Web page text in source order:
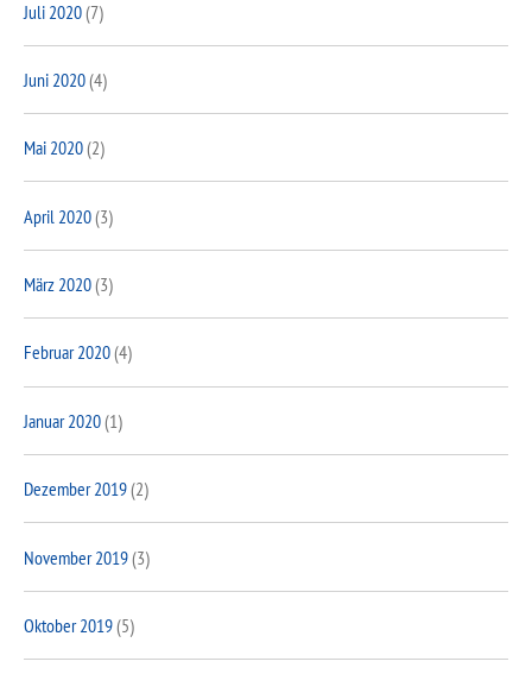
Juli 2020(7)
Juni 2020(4)
Mai 2020(2)
April 2020(3)
März 2020(3)
Februar 2020(4)
Januar 2020(1)
Dezember 2019(2)
November 2019(3)
Oktober 2019(5)